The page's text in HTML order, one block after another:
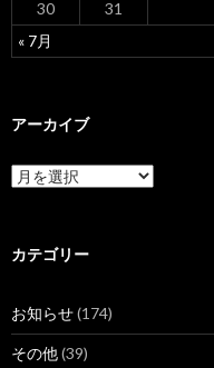
« 7月
30
31
アーカイブ
ア
ー
ブ
カテゴリー
お知らせ(174)
その他(39)